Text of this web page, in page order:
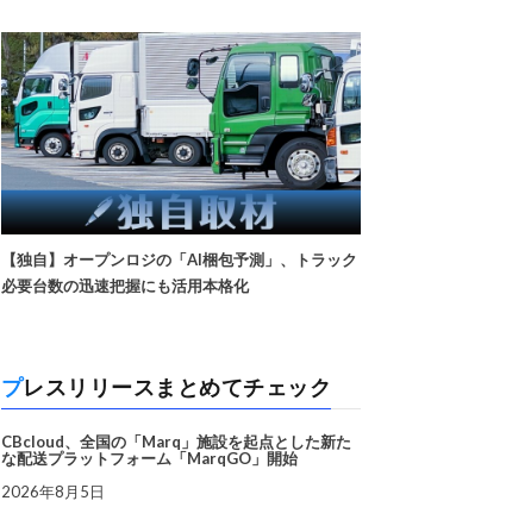
【独自】オープンロジの「AI梱包予測」、トラック
必要台数の迅速把握にも活用本格化
プレスリリースまとめてチェック
CBcloud、全国の「Marq」施設を起点とした新た
な配送プラットフォーム「MarqGO」開始
2026年8月5日